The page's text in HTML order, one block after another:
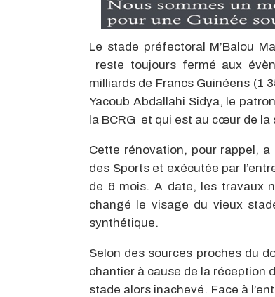
Le stade préfectoral M’Balou
reste toujours fermé aux
milliards de Francs Guinéens (1
Yacoub Abdallahi Sidya, le
la BCRG et qui est au cœur de la
Cette rénovation, pour rappel,
des Sports et exécutée par
de 6 mois. A date, les travaux
changé le visage du vieux
synthétique.
Selon des sources proches du
chantier à cause de la réception
stade alors inachevé. Face à